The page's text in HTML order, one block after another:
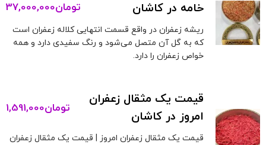
خامه در کاشان
تومان37,000,000
ریشه زعفران در واقع قسمت انتهایی کلاله زعفران است
که به گل آن متصل می‌شود و رنگ سفیدی دارد و همه
خواص زعفران را دارد.
قیمت یک مثقال زعفران
امروز در کاشان
تومان1,591,000
قیمت یک مثقال زعفران امروز | قیمت یک مثقال زعفران